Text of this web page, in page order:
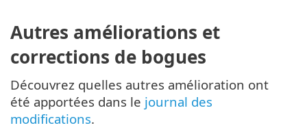
Autres améliorations et
corrections de bogues
Découvrez quelles autres amélioration ont
été apportées dans le journal des
modifications.